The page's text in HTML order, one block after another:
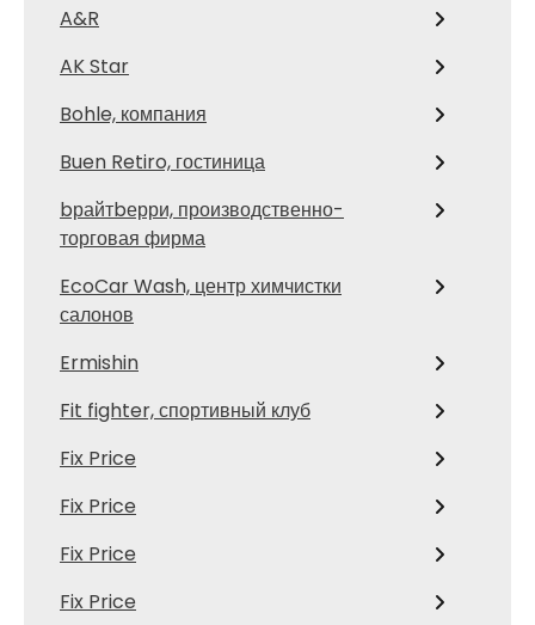
A&R
AK Star
Bohle, компания
Buen Retiro, гостиница
bрайтbерри, производственно-
торговая фирма
EcoCar Wash, центр химчистки
салонов
Ermishin
Fit fighter, спортивный клуб
Fix Price
Fix Price
Fix Price
Fix Price